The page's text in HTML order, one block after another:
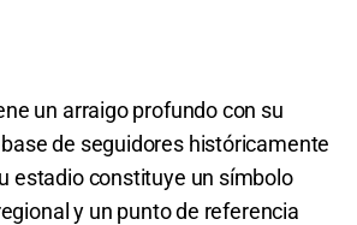
de 4.5
S/ 11,30 S/ 1,30
un arraigo profundo con su
de seguidores históricamente
estadio constituye un símbolo
y un punto de referencia